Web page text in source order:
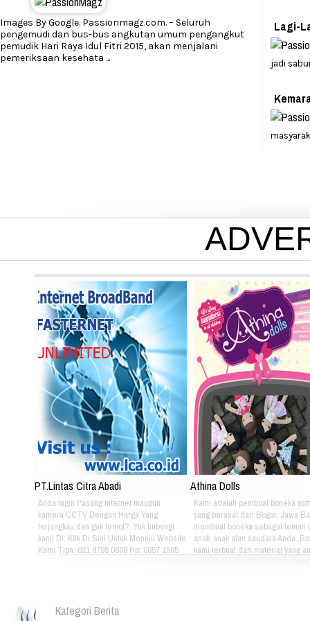
Images By Google. Passionmagz.com. – Seluruh
pengemudi dan bus-bus angkutan umum pengangkut
pemudik Hari Raya Idul Fitri 2015, akan menjalani
pemeriksaan kesehata ...
Lagi-
jadi
PT.Lintas Citra Abadi
Anda Ingin Pasang Internet maupun
kamera CCTV Dengan Harga Yang
terjangkau dan gak lemot?. Yuk hubungi
kami Di: Klik Di Sini Untuk Menuju Website
Kami Tlpn: 021 8795 0809 Hp: 0857 1595
Athina Dolls
Kami adalah pembuat boneka
yang berasal dari Bogor, Jawa
membuat boneka sebagai teman
anak-anak atau saudara Anda.
kami terbuat dari material yang
Kategori Berita